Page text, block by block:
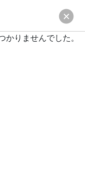
かりませんでした。